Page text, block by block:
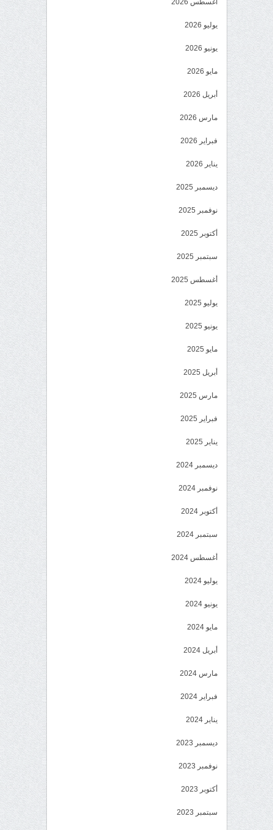
أغسطس 2026
يوليو 2026
يونيو 2026
مايو 2026
أبريل 2026
مارس 2026
فبراير 2026
يناير 2026
ديسمبر 2025
نوفمبر 2025
أكتوبر 2025
سبتمبر 2025
أغسطس 2025
يوليو 2025
يونيو 2025
مايو 2025
أبريل 2025
مارس 2025
فبراير 2025
يناير 2025
ديسمبر 2024
نوفمبر 2024
أكتوبر 2024
سبتمبر 2024
أغسطس 2024
يوليو 2024
يونيو 2024
مايو 2024
أبريل 2024
مارس 2024
فبراير 2024
يناير 2024
ديسمبر 2023
نوفمبر 2023
أكتوبر 2023
سبتمبر 2023